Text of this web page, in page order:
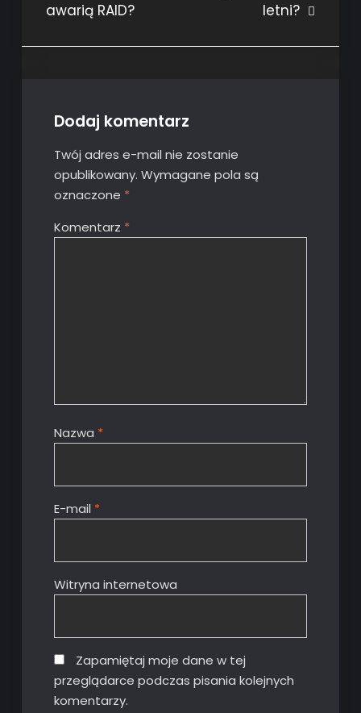
awarią RAID?
letni?
Dodaj komentarz
Twój adres e-mail nie zostanie
opublikowany. Wymagane pola są
oznaczone *
Komentarz *
Nazwa *
E-mail *
Witryna internetowa
Zapamiętaj moje dane w tej
przeglądarce podczas pisania kolejnych
komentarzy.